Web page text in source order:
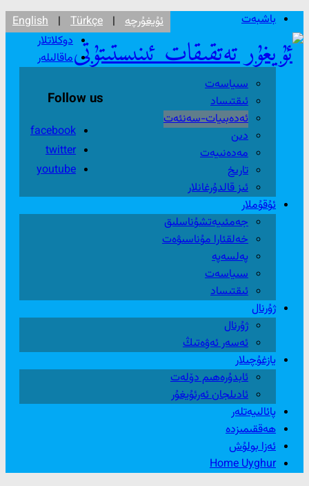
ئۇيغۇرچە |
English | Türkçe
Follow us
facebook
twitter
youtube
باشبەت
دوكلاتلار
ماقالىلەر
سىياسەت
ئىقتىساد
ئەدەبىيات-سەنئەت
دىن
مەدەنىيەت
تارىخ
ئىز قالدۇرغانلار
ئۇقۇملار
جەمئىيەتشۇناسلىق
خەلقئارا مۇناسىۋەت
پەلسەپە
سىياسەت
ئىقتىساد
ژۇرنال
ژۇرنال
ئەسەر ئەۋەتىڭ
يازغۇچىلار
ئابدۇرەھىم دۆلەت
ئادىلجان ئەرئۇيغۇر
پائالىيەتلەر
ھەققىمىزدە
ئەزا بولۇش
Home Uyghur